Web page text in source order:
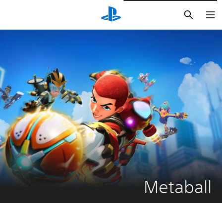
Metaball